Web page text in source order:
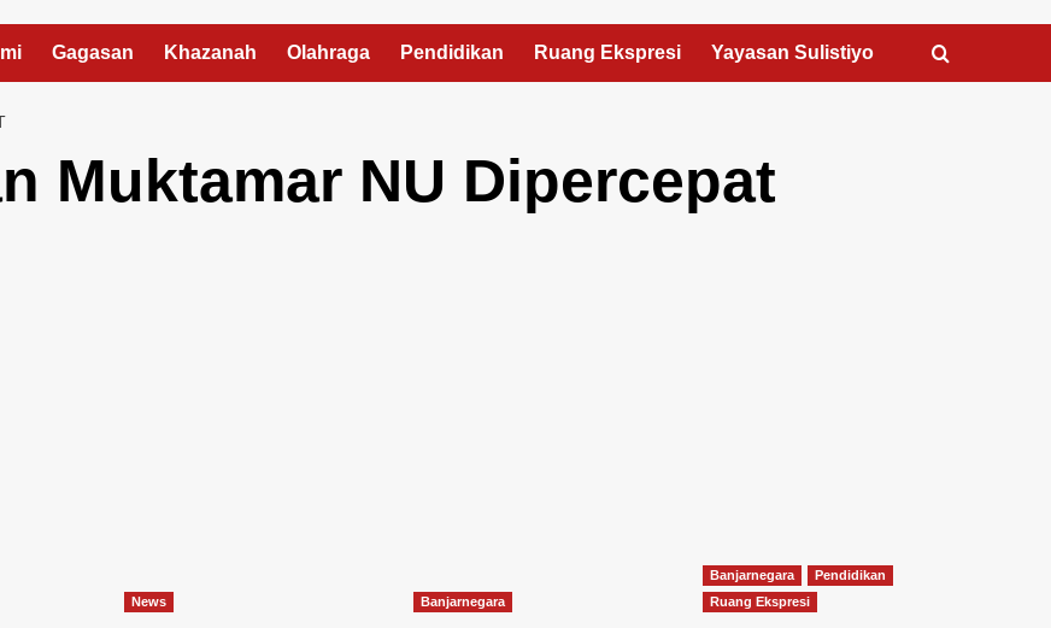
Gagasan Khazanah Olahraga Pendidikan Ruang Ekspresi Yayasan Sulistiyo
Muktamar NU Dipercepat
News Banjarnegara
Banjarnegara
Pendidikan
Ruang Ekspresi